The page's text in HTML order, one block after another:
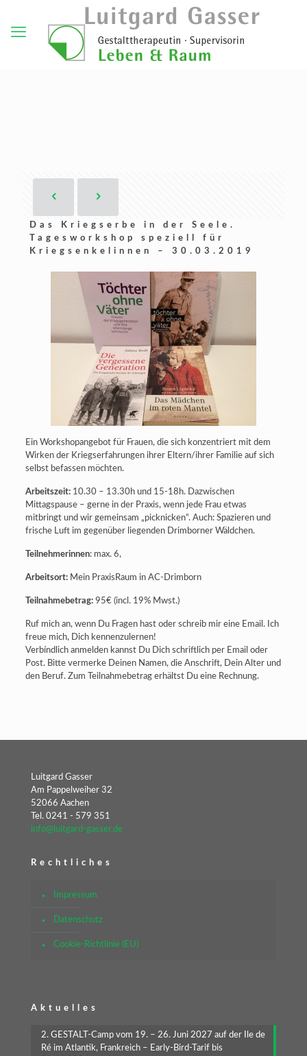
Das Kriegserbe in der Seele.
Tagesworkshop speziell für
Kriegsenkelinnen – 30.03.2019
Ein Workshopangebot für Frauen, die sich konzentriert mit dem
Wirken der Kriegserfahrungen ihrer Eltern/ihrer Familie auf sich
selbst befassen möchten.
Arbeitszeit:10.30 – 13.30h und 15-18h. Dazwischen
Mittagspause – gerne in der Praxis, wenn jede Frau etwas
mitbringt und wir gemeinsam „picknicken“. Auch: Spazieren und
frische Luft im gegenüber liegenden Drimborner Wäldchen.
Teilnehmerinnen: max. 6,
Arbeitsort:Mein PraxisRaum in AC-Drimborn
Teilnahmebetrag:95€ (incl. 19% Mwst.)
Ruf mich an, wenn Du Fragen hast oder schreib mir eine Email. Ich
freue mich, Dich kennenzulernen!
Verbíndlich anmelden kannst Du Dich schriftlich per Email oder
Post. Bitte vermerke Deinen Namen, die Anschrift, Dein Alter und
den Beruf. Zum Teilnahmebetrag erhältst Du eine Rechnung.
Luitgard Gasser
Am Pappelweiher 32
52066 Aachen
Tel. 0241 - 579 351
info@luitgard-gasser.de
Rechtliches
Impressum
Datenschutz
Cookie-Richtlinie (EU)
Aktuelles
2. GESTALT-Camp vom 19. – 26. Juni 2027 auf der Ile de
Ré im Atlantik, Frankreich – Early-Bird-Tarif bis